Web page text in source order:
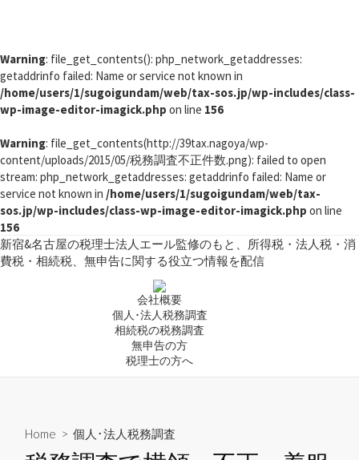
Warning: file_get_contents(): php_network_getaddresses:
getaddrinfo failed: Name or service not known in
/home/users/1/sugoigundam/web/tax-sos.jp/wp-includes/class-
wp-image-editor-imagick.php on line 156
Warning: file_get_contents(http://39tax.nagoya/wp-
content/uploads/2015/05/税務調査不正件数.png): failed to open
stream: php_network_getaddresses: getaddrinfo failed: Name or
service not known in /home/users/1/sugoigundam/web/tax-
sos.jp/wp-includes/class-wp-image-editor-imagick.php on line
156
コ
ン
新宿&名古屋の税理士法人エール監修のもと、所得税・法人税・消
費税・相続税、無申告に関する役立つ情報を配信
会社概要
個人･法人税務調査
相続税の税務調査
無申告の方
税理士の方へ
Home > 個人･法人税務調査